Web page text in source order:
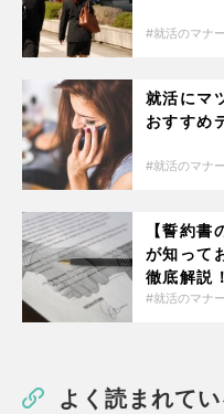
就活のマナー
就活にマ
おすすめ
就活のマナー
【誓約
が知って
徹底解説！
就活のマナー
よく読まれて